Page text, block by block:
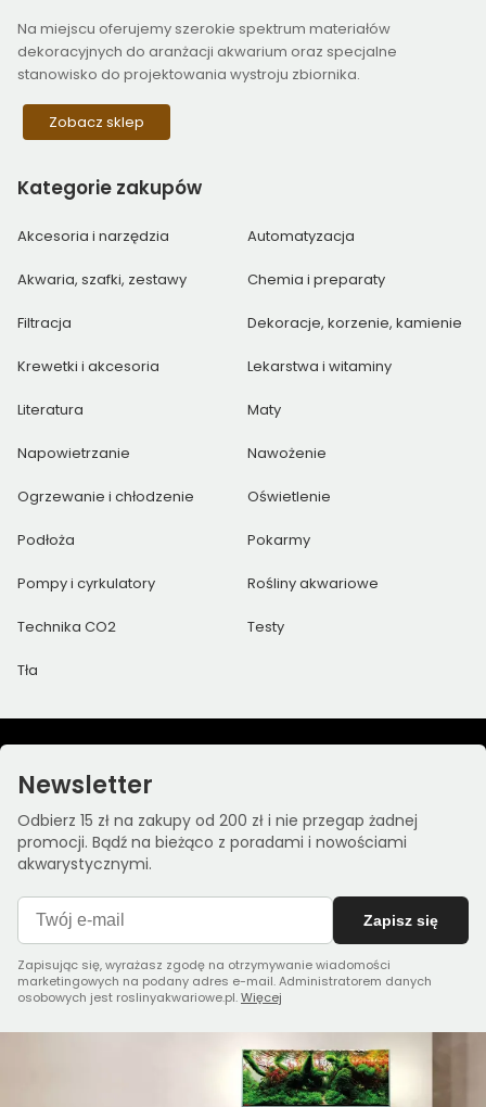
Na miejscu oferujemy szerokie spektrum materiałów
dekoracyjnych do aranżacji akwarium oraz specjalne
stanowisko do projektowania wystroju zbiornika.
Zobacz sklep
Kategorie zakupów
Akcesoria i narzędzia Automatyzacja
Akwaria, szafki, zestawy Chemia i preparaty
Filtracja Dekoracje, korzenie, kamienie
Krewetki i akcesoria Lekarstwa i witaminy
Literatura Maty
Napowietrzanie Nawożenie
Ogrzewanie i chłodzenie Oświetlenie
Podłoża Pokarmy
Pompy i cyrkulatory Rośliny akwariowe
Technika CO2 Testy
Tła
Newsletter
Odbierz 15 zł na zakupy od 200 zł i nie przegap żadnej
promocji. Bądź na bieżąco z poradami i nowościami
akwarystycznymi.
Zapisz się
Zapisując się, wyrażasz zgodę na otrzymywanie wiadomości
marketingowych na podany adres e-mail. Administratorem danych
osobowych jest roslinyakwariowe.pl.Więcej